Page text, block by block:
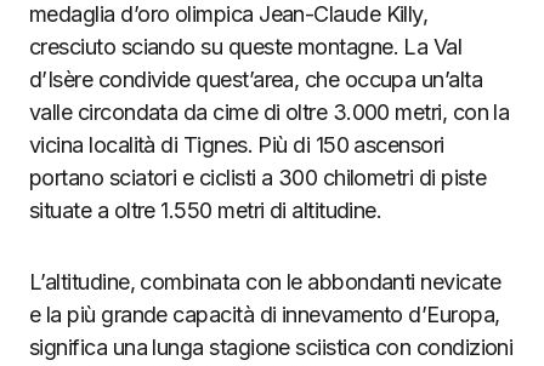
medaglia d’oro olimpica Jean-Claude Killy,
cresciuto sciando su queste montagne. La Val
d’Isère condivide quest’area, che occupa un’alta
valle circondata da cime di oltre 3.000 metri, con la
vicina località di Tignes. Più di 150 ascensori
portano sciatori e ciclisti a 300 chilometri di piste
situate a oltre 1.550 metri di altitudine.
L’altitudine, combinata con le abbondanti nevicate
e la più grande capacità di innevamento d’Europa,
significa una lunga stagione sciistica con condizioni